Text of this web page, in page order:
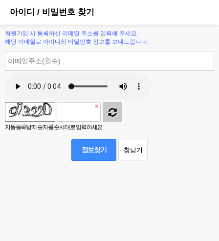
아이디 / 비밀번호 찾기
회원가입 시 등록하신 이메일 주소를 입력해 주세요.
해당 이메일로 아이디와 비밀번호 정보를 보내드립니다.
자동등록방지 숫자를 순서대로 입력하세요.
정보찾기 창닫기